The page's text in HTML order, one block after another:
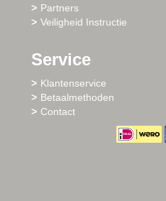
Partners
Veiligheid Instructie
Service
Klantenservice
Betaalmethoden
Contact